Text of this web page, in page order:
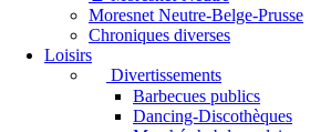
Moresnet Neutre-Belge-Prusse
Chroniques diverses
Loisirs
Divertissements
Barbecues publics
Dancing-Discothèques